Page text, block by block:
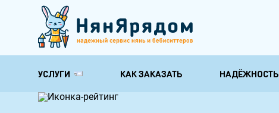
УСЛУГИ
Няни для обучения и
КАК ЗАКАЗАТЬ НАДЁЖНОСТЬ